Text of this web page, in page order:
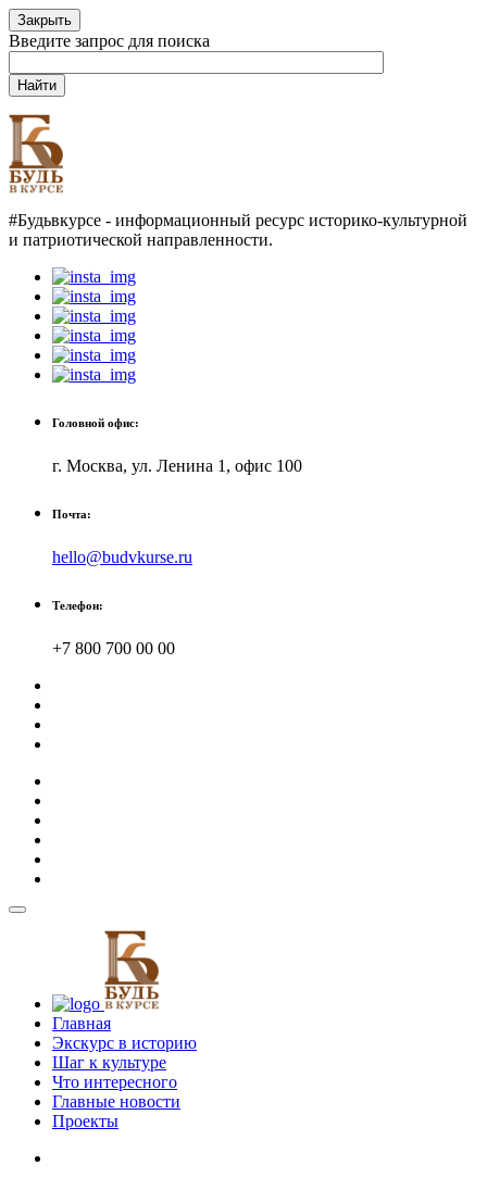
Закрыть
Введите запрос для поиска
Найти
#Будьвкурсе - информационный ресурс историко-культурной
и патриотической направленности.
Головной офис:
г. Москва, ул. Ленина 1, офис 100
Почта:
hello@budvkurse.ru
Телефон:
+7 800 700 00 00
Главная
Экскурс в историю
Шаг к культуре
Что интересного
Главные новости
Проекты